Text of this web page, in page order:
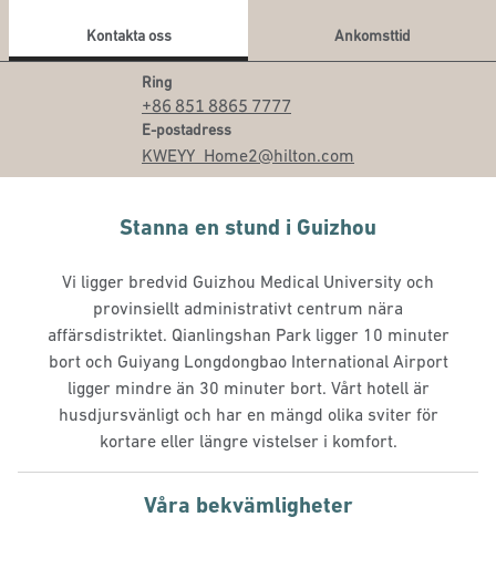
Kontakta oss
Ankomsttid
Ring
Samtal
+86 851 8865 7777
E-postadress
Email
KWEYY_Home2@hilton.com
Stanna en stund i Guizhou
Vi ligger bredvid Guizhou Medical University och
provinsiellt administrativt centrum nära
affärsdistriktet. Qianlingshan Park ligger 10 minuter
bort och Guiyang Longdongbao International Airport
ligger mindre än 30 minuter bort. Vårt hotell är
husdjursvänligt och har en mängd olika sviter för
kortare eller längre vistelser i komfort.
Våra bekvämligheter